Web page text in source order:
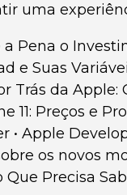
uma
a Pena o
e Suas
Trás da
11: Preços e
• Apple
os novos
Que Precisa